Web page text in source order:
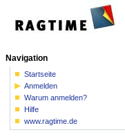
Navigation
Startseite
Anmelden
Warum anmelden?
Hilfe
www.ragtime.de